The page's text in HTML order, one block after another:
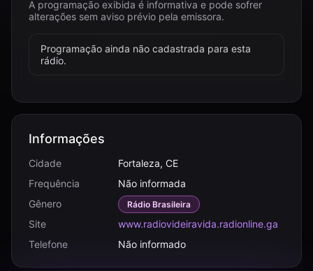
A programação exibida é informativa e pode sofrer
alterações sem aviso prévio pela emissora.
Programação ainda não cadastrada para esta
rádio.
Informações
Cidade
Fortaleza, CE
Frequência
Não informada
Gênero
Rádio Brasileira
Site
www.radiovideiravida.radionline.ga
Telefone
Não informado